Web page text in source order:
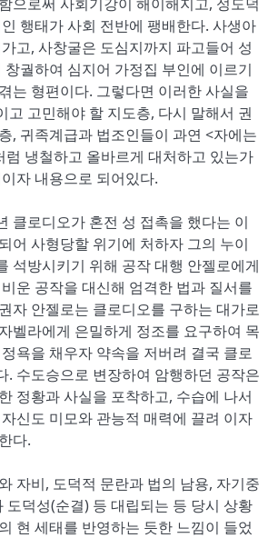
행태가 사회 전반에 팽배한다. 사생아
고, 사창굴은 도심지까지 파고들어 성
창궐하여 심지어 가정집 부인에 이르기
는 형편이다. 그렇다면 이러한 사실을
고 고민해야 할 지도층, 다시 말해서 권
, 귀족계급과 법조인들이 과연 <자에는
럼 냉철하고 올바르게 대처하고 있는가
자 내용으로 되어있다.
클로디오가 혼전 성 접촉을 했다는 이
어 사형당할 위기에 처하자 그의 누이
석방시키기 위해 공작 대행 안젤로에게
운 공작을 대신해 엄격한 법과 질서를
자 안젤로는 클로디오를 구하는 대가로
벨라에게 은밀하게 정조를 요구하여 목
욕을 채우자 약속을 저버려 결국 클로
. 수도승으로 변장하여 암행하던 공작은
정황과 사실을 포착하고, 수습에 나서
신도 미모와 관능적 매력에 끌려 이자
다.
자비, 도덕적 문란과 법의 남용, 자기중
도덕성(순결) 등 대립되는 등 당시 상황
현 세태를 반영하는 듯한 느낌이 들었